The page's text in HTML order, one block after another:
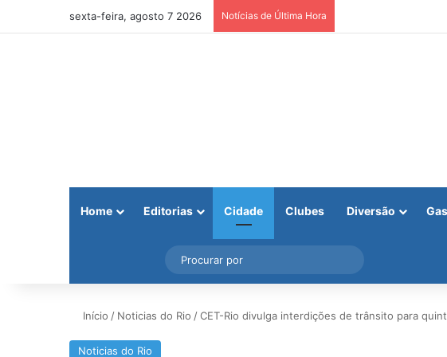
sexta-feira, agosto 7 2026 Notícias de Última Hora
Home Editorias Cidade Clubes Diversão
Instagram
Barra Lateral
por
Início / Noticias do Rio /CET-Rio divulga interdições de trânsito para
Noticias do Rio